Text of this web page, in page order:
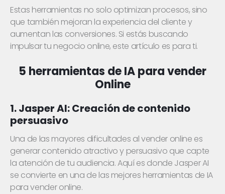
Estas herramientas no solo optimizan procesos, sino
que también mejoran la experiencia del cliente y
aumentan las conversiones. Si estás buscando
impulsar tu negocio online, este artículo es para ti.
5 herramientas de IA para vender
Online
1. Jasper AI: Creación de contenido
persuasivo
Una de las mayores dificultades al vender online es
generar contenido atractivo y persuasivo que capte
la atención de tu audiencia. Aquí es donde Jasper AI
se convierte en una de las mejores herramientas de IA
para vender online.